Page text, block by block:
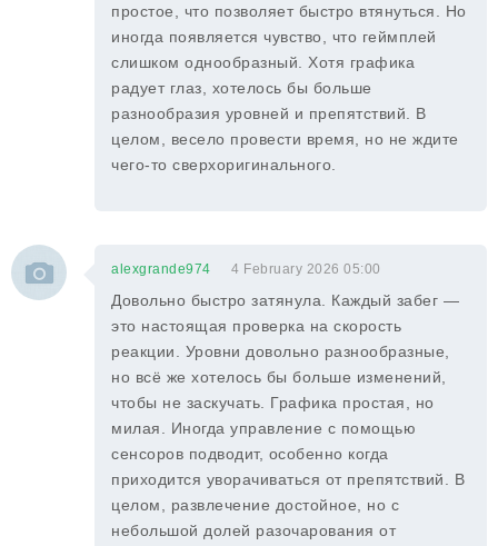
простое, что позволяет быстро втянуться. Но
иногда появляется чувство, что геймплей
слишком однообразный. Хотя графика
радует глаз, хотелось бы больше
разнообразия уровней и препятствий. В
целом, весело провести время, но не ждите
чего-то сверхоригинального.
alexgrande974 4 February 2026 05:00
Довольно быстро затянула. Каждый забег —
это настоящая проверка на скорость
реакции. Уровни довольно разнообразные,
но всё же хотелось бы больше изменений,
чтобы не заскучать. Графика простая, но
милая. Иногда управление с помощью
сенсоров подводит, особенно когда
приходится уворачиваться от препятствий. В
целом, развлечение достойное, но с
небольшой долей разочарования от